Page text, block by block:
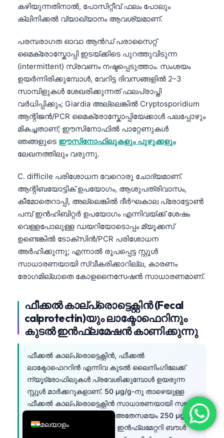
കഴിയുന്നതിനാൽ, പോസിറ്റീവ് ഫലം പോലും
ക്ലിനിക്കൽ വ്യാഖ്യാനം ആവശ്യമാണ്.
പരമ്പരാഗത ഓവാ ആൻഡ് പരാസൈറ്റ്
മൈക്രോസ്കോപ്പി ഇടയ്ക്കിടെ പുറത്തുവിടുന്ന
(intermittent) സ്രവണം നഷ്ടപ്പെടുത്താം. സംശയം
ഉയർന്നിരിക്കുമ്പോൾ, വേറിട്ട ദിവസങ്ങളിൽ 2–3
സാമ്പിളുകൾ ശേഖരിക്കുന്നത് ഫലപ്രാപ്തി
വർധിപ്പിക്കും; Giardia അല്ലെങ്കിൽ Cryptosporidium
ആന്റിജൻ/PCR മൈക്രോസ്കോപ്പിയേക്കാൾ പലപ്പോഴും
മികച്ചതാണ്; ഈസിനോഫിൽ പാറ്റേണുകൾ
ഞങ്ങളുടെ ഈസിനോഫിലുകളും പുഴുക്കളും
ലേഖനത്തിലും വരുന്നു.
C. difficile പരിശോധന വേറൊരു ചോദ്യമാണ്.
ആന്റിബയോട്ടിക് ഉപയോഗം, ആശുപത്രിവാസം,
കീമോതെറാപ്പി, അല്ലെങ്കിൽ ദീർഘകാല പ്രോട്ടോൺ
പമ്പ് ഇൻഹിബിറ്റർ ഉപയോഗം എന്നിവയ്ക്ക് ശേഷം
വെള്ളപോലുള്ള ഡയറിയോടൊപ്പം മ്യൂക്കസ്
ഉണ്ടെങ്കിൽ ടോക്സിൻ/PCR പരിശോധന
അർഹിക്കുന്നു; എന്നാൽ രൂപപ്പെട്ട സ്റ്റൂൾ
സാധാരണയായി സ്വീകരിക്കാറില്ല, കാരണം
രോഗമില്ലാതെ കോളനൈസേഷൻ സാധാരണമാണ്.
ഫീക്കൽ കാല്പ്രൊട്ടെക്റ്റിൻ (Fecal
calprotectin)യും ലാക്ടോഫെറിനും
കുടൽ ഇൻഫ്ലമേഷൻ കാണിക്കുന്നു
ഫീക്കൽ കാല്പ്രൊട്ടെക്റ്റിൻ, ഫീക്കൽ
ലാക്ടോഫെററിൻ എന്നിവ കുടൽ ലൈനിംഗിലേക്ക്
ന്യൂട്രോഫിലുകൾ പ്രവേശിക്കുമ്പോൾ ഉയരുന്ന
സ്റ്റൂൾ മാർക്കറുകളാണ്. 50 µg/g-നു താഴെയുള്ള
ഫീക്കൽ കാല്പ്രൊട്ടെക്റ്റിൻ സാധാരണയായി സജീവ
IBD-നെതിരെ വാദിക്കുന്നു; അതേസമയം 250 µg/g-
നു മുകളിലുള്ള മൂല്യങ്ങൾ ഇൻഫ്ലമേറ്ററി ബൗൾ
മലയാളം
English
Deutsch
العربية
Français
Italiano
Español
Ελληνικά
Türkçe
Română
简体中文
فارسی
Български
Dansk
Nederlands
हिन्दी
Bahasa Indonesia
Հայերեն
Íslenska
Српски језик
Svenska
Bosanski
Eesti